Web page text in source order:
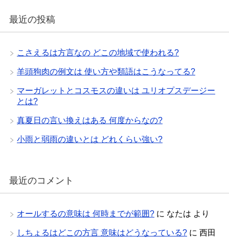
最近の投稿
こさえるは方言なの どこの地域で使われる?
羊頭狗肉の例文は 使い方や類語はこうなってる?
マーガレットとコスモスの違いは ユリオプスデージー
とは?
真夏日の言い換えはある 何度からなの?
小雨と弱雨の違いとは どれくらい強い?
最近のコメント
オールするの意味は 何時までが範囲? に なたは より
しちょるはどこの方言 意味はどうなっている? に 西田